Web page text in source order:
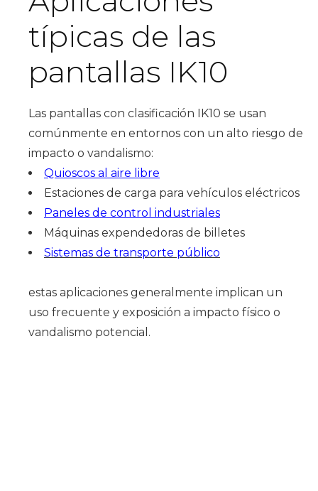
típicas de las
pantallas IK10
Las pantallas con clasificación IK10 se usan
comúnmente en entornos con un alto riesgo de
impacto o vandalismo:
Quioscos al aire libre
Estaciones de carga para vehículos eléctricos
Paneles de control industriales
Máquinas expendedoras de billetes
Sistemas de transporte público
estas aplicaciones generalmente implican un
uso frecuente y exposición a impacto físico o
vandalismo potencial.